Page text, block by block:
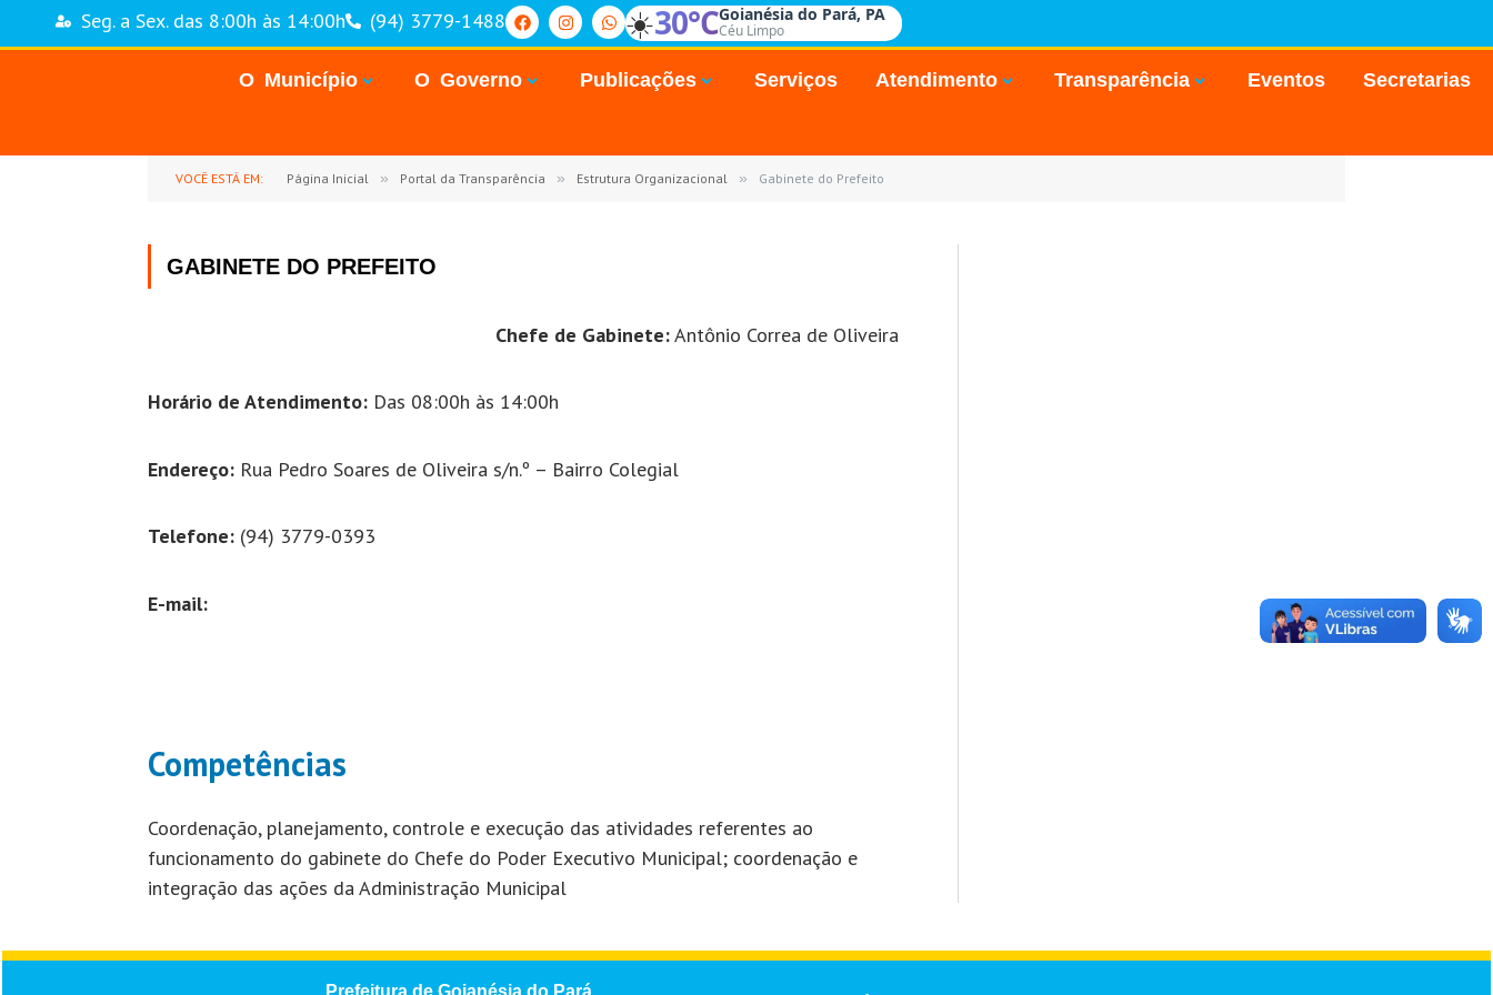
Seg. a Sex. das 8:00h às 14:00h (94) 3779-1488 ☀️30°CGoianésia do Pará, PA
Céu Limpo
O Município O Governo Publicações Serviços Atendimento Transparência Eventos Secretarias
VOCÊ ESTÁ EM: Página Inicial » Portal da Transparência » Estrutura Organizacional » Gabinete do Prefeito
GABINETE DO PREFEITO
Chefe de Gabinete:Antônio Correa de Oliveira
Horário de Atendimento: Das 08:00h às 14:00h
Endereço: Rua Pedro Soares de Oliveira s/n.º – Bairro Colegial
Telefone: (94) 3779-0393
E-mail:
Competências
Coordenação, planejamento, controle e execução das atividades referentes ao
funcionamento do gabinete do Chefe do Poder Executivo Municipal; coordenação e
integração das ações da Administração Municipal